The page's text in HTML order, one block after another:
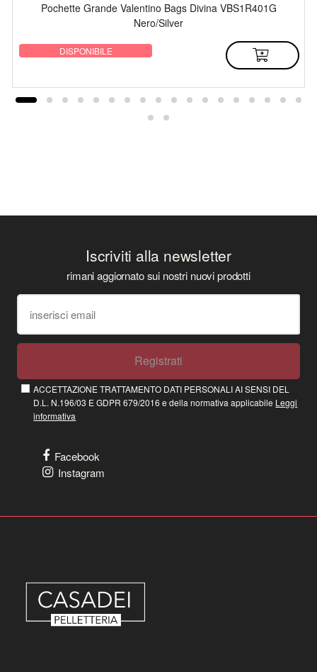
Pochette Grande Valentino Bags Divina VBS1R401G
Nero/Silver
DISPONIBILE
Iscriviti alla newsletter
rimani aggiornato sui nostri nuovi prodotti
Registrati
ACCETTAZIONE TRATTAMENTO DATI PERSONALI AI SENSI DEL
D.L. N.196/03 E GDPR 679/2016 e della normativa applicabile Leggi
informativa
Facebook
Instagram